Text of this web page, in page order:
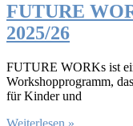
FUTURE
2025/26
FUTURE WORKs ist
Workshopprogramm,
für Kinder und
Weiterlesen »